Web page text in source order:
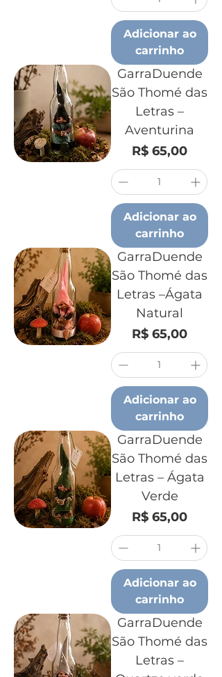
Adicionar ao
carrinho
GarraDuende
São Thomé das
Letras –
Aventurina
Preço
R$ 65,00
Adicionar ao
carrinho
GarraDuende
São Thomé das
Letras –Ágata
Natural
Preço
R$ 65,00
Adicionar ao
carrinho
GarraDuende
São Thomé das
Letras – Ágata
Verde
Preço
R$ 65,00
Adicionar ao
carrinho
GarraDuende
São Thomé das
Letras –